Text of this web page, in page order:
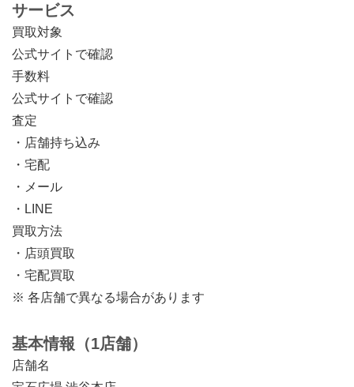
サービス
買取対象
公式サイトで確認
手数料
公式サイトで確認
査定
・店舗持ち込み
・宅配
・メール
・LINE
買取方法
・店頭買取
・宅配買取
※ 各店舗で異なる場合があります
基本情報（1店舗）
店舗名